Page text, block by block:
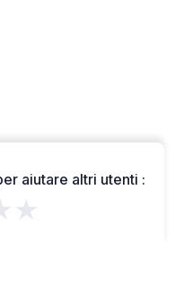
aiutare altri utenti :